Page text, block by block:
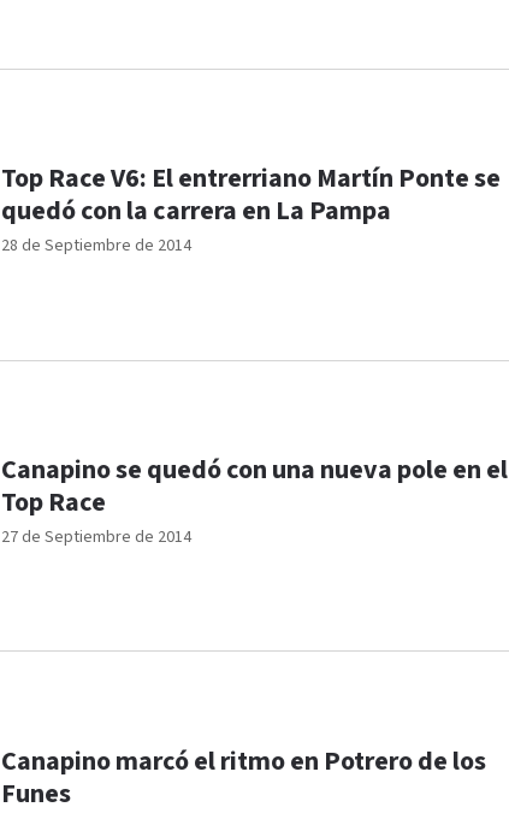
28 de Septiembre de 2014
Top Race V6: El entrerriano Martín Ponte se
quedó con la carrera en La Pampa
27 de Septiembre de 2014
Canapino se quedó con una nueva pole en el
Top Race
Canapino marcó el ritmo en Potrero de los
Funes